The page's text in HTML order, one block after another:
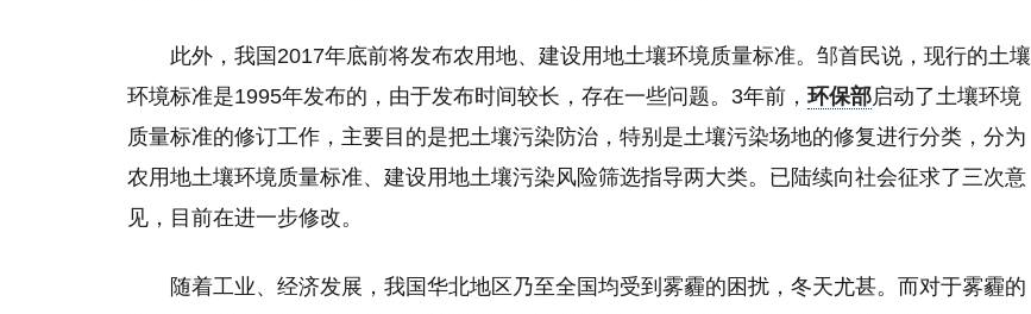
此外，我国2017年底前将发布农用地、建设用地土壤环境质量标准。邹首民说，现行的土壤
环境标准是1995年发布的，由于发布时间较长，存在一些问题。3年前， 环保部启动了土壤环境
质量标准的修订工作，主要目的是把土壤污染防治，特别是土壤污染场地的修复进行分类，分为
农用地土壤环境质量标准、建设用地土壤污染风险筛选指导两大类。已陆续向社会征求了三次意
见，目前在进一步修改。
随着工业、经济发展，我国华北地区乃至全国均受到雾霾的困扰，冬天尤甚。而对于雾霾的